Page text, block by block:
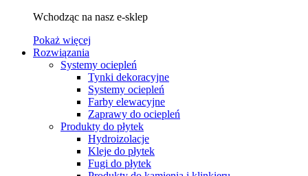
Wchodząc na nasz e-sklep
Pokaż więcej
Rozwiązania
Systemy ociepleń
Tynki dekoracyjne
Systemy ociepleń
Farby elewacyjne
Zaprawy do ociepleń
Produkty do płytek
Hydroizolacje
Kleje do płytek
Fugi do płytek